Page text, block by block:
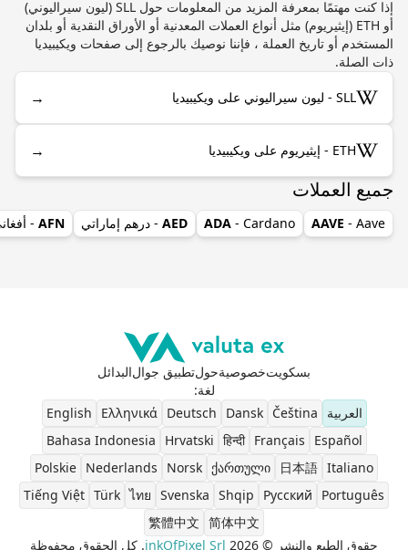
إذا كنت مهتمًا بمعرفة المزيد من المعلومات حول SLL (ليون سيراليوني)
أو ETH (إيثيريوم) مثل أنواع العملات المعدنية أو الأوراق النقدية أو بلدان
المستخدم أو تاريخ العملة ، فإننا نوصيك بالرجوع إلى صفحات ويكيبيديا
ذات الصلة.
SLL - ليون سيراليوني على ويكيبيديا →
ETH - إيثيريوم على ويكيبيديا →
جميع العملات
AAVE - Aave
ADA - Cardano
AED - درهم إماراتي AFN
-
بسكويتخصوصيةحولتطبيق جوالالبدائل
لغة:
العربية
Čeština
Dansk
Deutsch
Ελληνικά
English
Español
Français
हिन्दी
Hrvatski
Bahasa Indonesia
Italiano
日本語
ქართული
Norsk
Nederlands
Polskie
Português
Pусский
Shqip
Svenska
ไทย
Türk
Tiếng Việt
简体中文
繁體中文
حقوق الطبع والنشر © 2026
inkOfPixel Srl. كل الحقوق محفوظة